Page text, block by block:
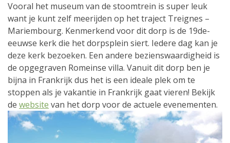
Vooral het museum van de stoomtrein is super leuk
want je kunt zelf meerijden op het traject Treignes –
Mariembourg. Kenmerkend voor dit dorp is de 19de-
eeuwse kerk die het dorpsplein siert. Iedere dag kan je
deze kerk bezoeken. Een andere bezienswaardigheid is
de opgegraven Romeinse villa. Vanuit dit dorp ben je
bijna in Frankrijk dus het is een ideale plek om te
stoppen als je vakantie in Frankrijk gaat vieren! Bekijk
de website van het dorp voor de actuele evenementen.